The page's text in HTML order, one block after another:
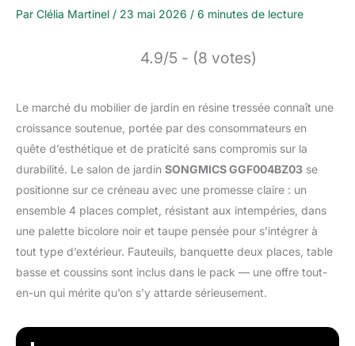
Par Clélia Martinel / 23 mai 2026 / 6 minutes de lecture
4.9/5 - (8 votes)
Le marché du mobilier de jardin en résine tressée connaît une
croissance soutenue, portée par des consommateurs en
quête d’esthétique et de praticité sans compromis sur la
durabilité. Le salon de jardin SONGMICS GGF004BZ03 se
positionne sur ce créneau avec une promesse claire : un
ensemble 4 places complet, résistant aux intempéries, dans
une palette bicolore noir et taupe pensée pour s’intégrer à
tout type d’extérieur. Fauteuils, banquette deux places, table
basse et coussins sont inclus dans le pack — une offre tout-
en-un qui mérite qu’on s’y attarde sérieusement.